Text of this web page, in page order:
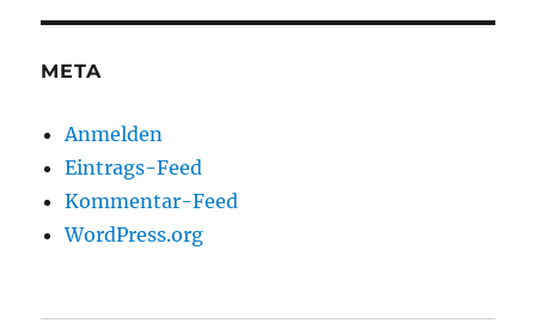
META
Anmelden
Eintrags-Feed
Kommentar-Feed
WordPress.org